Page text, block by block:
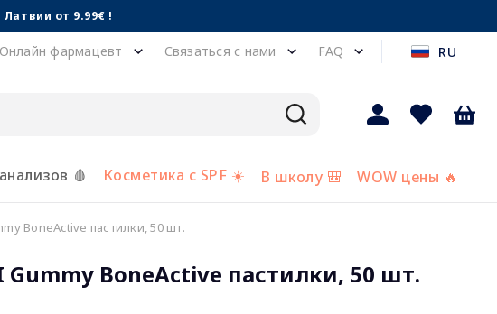
от 9.99€ !
Онлайн фармацевт Связаться с нами FAQ RU
🩸 Косметика с SPF ☀️ В школу 🎒 WOW цены 🔥
BoneActive пастилки, 50 шт.
Gummy BoneActive пастилки, 50 шт.